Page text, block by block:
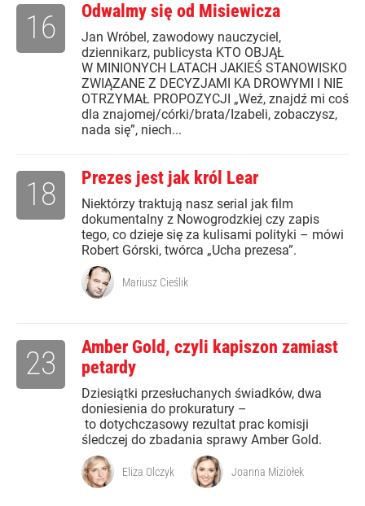
Odwalmy się od Misiewicza
Jan Wróbel, zawodowy nauczyciel,
dziennikarz, publicysta KTO OBJĄŁ
W MINIONYCH LATACH JAKIEŚ STANOWISKO
ZWIĄZANE Z DECYZJAMI KA DROWYMI I NIE
OTRZYMAŁ PROPOZYCJI „Weź, znajdź mi coś
dla znajomej/córki/brata/Izabeli, zobaczysz,
nada się”, niech...
16
Prezes jest jak król Lear
Niektórzy traktują nasz serial jak film
dokumentalny z Nowogrodzkiej czy zapis
tego, co dzieje się za kulisami polityki – mówi
Robert Górski, twórca „Ucha prezesa”.
18
Mariusz Cieślik
Amber Gold, czyli kapiszon zamiast
petardy
Dziesiątki przesłuchanych świadków, dwa
doniesienia do prokuratury –
to dotychczasowy rezultat prac komisji
śledczej do zbadania sprawy Amber Gold.
23
Eliza Olczyk Joanna Miziołek